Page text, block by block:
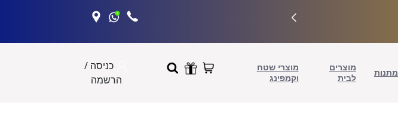
מתנות
מוצרים
לבית
מוצרי שטח
וקמפינג
כניסה /
הרשמה